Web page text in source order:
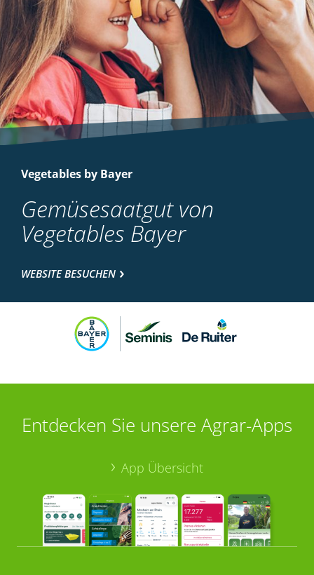
Vegetables by Bayer
Gemüsesaatgut von
Vegetables Bayer
WEBSITE BESUCHEN
Entdecken Sie unsere Agrar-Apps
App Übersicht